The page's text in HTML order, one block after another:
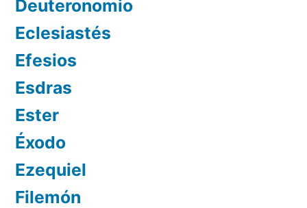
Deuteronomio
Eclesiastés
Efesios
Esdras
Ester
Éxodo
Ezequiel
Filemón